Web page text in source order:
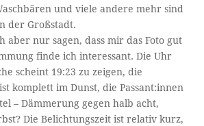
und viele andere mehr sind
der Großstadt.
aber nur sagen, dass mir das Foto gut
finde ich interessant. Die Uhr
scheint 19:23 zu zeigen, die
komplett im Dunst, die Passant:innen
– Dämmerung gegen halb acht,
Die Belichtungszeit ist relativ kurz,